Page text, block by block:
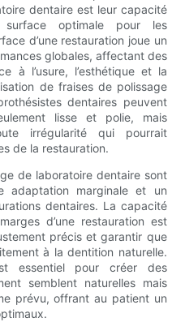
dentaire est leur capacité
optimale pour les
d’une restauration joue un
globales, affectant des
à l’usure, l’esthétique et la
de fraises de polissage
dentaires peuvent
lisse et polie, mais
irrégularité qui pourrait
de la restauration.
de laboratoire dentaire sont
adaptation marginale et un
dentaires. La capacité
d’une restauration est
précis et garantir que
à la dentition naturelle.
essentiel pour créer des
semblent naturelles mais
prévu, offrant au patient un